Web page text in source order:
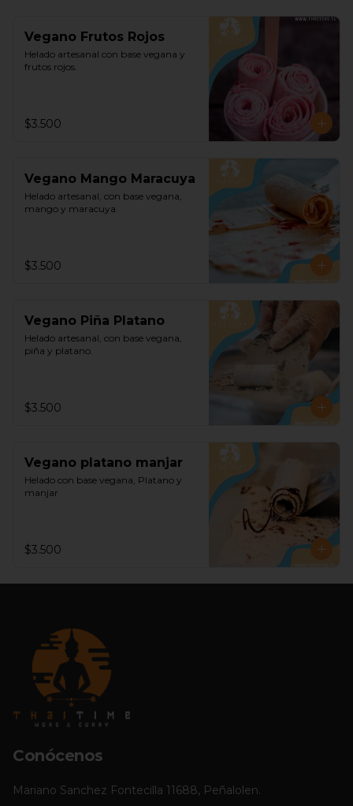
Vegano Frutos Rojos
Helado artesanal con base vegana y
frutos rojos.
$3.500
Vegano Mango Maracuya
Helado artesanal, con base vegana,
mango y maracuya.
$3.500
Vegano Piña Platano
Helado artesanal, con base vegana,
piña y platano.
$3.500
Vegano platano manjar
Helado con base vegana, Platano y
manjar
$3.500
Conócenos
Mariano Sanchez Fontecilla 11688, Peñalolen.